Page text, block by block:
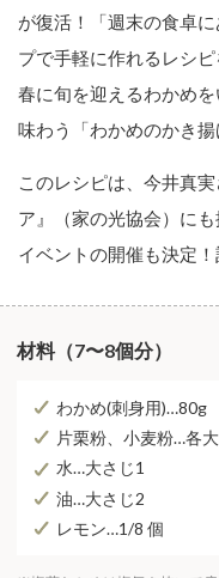
が復活！「週末の食卓
プで手軽に作れるレシ
春に旬を迎えるわかめ
味わう「わかめのかき揚
このレシピは、今井真
ア』（家の光協会）に
イベントの開催も決定
材料（7〜8個分）
わかめ(刺身用)…80g
片栗粉、小麦粉…各
水…大さじ1
油…大さじ2
レモン…1/8 個